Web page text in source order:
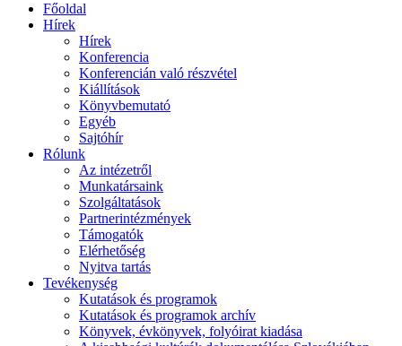
Főoldal
Hírek
Hírek
Konferencia
Konferencián való részvétel
Kiállítások
Könyvbemutató
Egyéb
Sajtóhír
Rólunk
Az intézetről
Munkatársaink
Szolgáltatások
Partnerintézmények
Támogatók
Elérhetőség
Nyitva tartás
Tevékenység
Kutatások és programok
Kutatások és programok archív
Könyvek, évkönyvek, folyóirat kiadása